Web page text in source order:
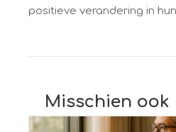
positieve verandering in
Misschien